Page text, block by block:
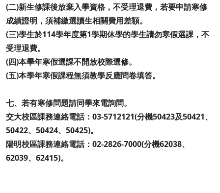
(二)新生修課後放棄入學資格，不受理退費，若要申請寒修
成績證明，須補繳選讀生相關費用差額。
(三)學生於114學年度第1學期休學的學生請勿寒假選課，不
受理退費。
(四)本學年寒假選課不開放校際選修。
(五)本學年寒假課程無須教學反應問卷填答。
七、若有寒修問題請同學來電詢問。
交大校區課務連絡電話：03-5712121(分機50423及50421、
50422、50424、50425)。
陽明校區課務連絡電話：02-2826-7000(分機62038、
62039、62415)。